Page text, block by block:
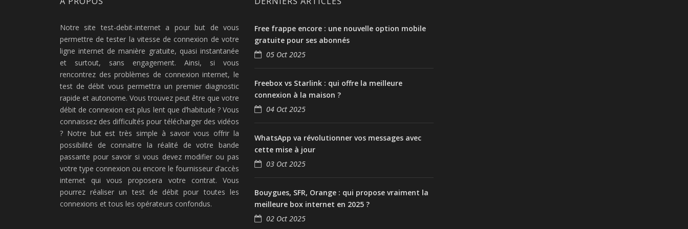
Notre site test-debit-internet a pour but de vous
permettre de tester la vitesse de connexion de votre
ligne internet de manière gratuite, quasi instantanée
et surtout, sans engagement. Ainsi, si vous
rencontrez des problèmes de connexion internet, le
test de débit vous permettra un premier diagnostic
rapide et autonome. Vous trouvez peut être que votre
débit de connexion est plus lent que d’habitude ? Vous
connaissez des difficultés pour télécharger des vidéos
? Notre but est très simple à savoir vous offrir la
possibilité de connaitre la réalité de votre bande
passante pour savoir si vous devez modifier ou pas
votre type connexion ou encore le fournisseur d’accès
internet qui vous proposera votre contrat. Vous
pourrez réaliser un test de débit pour toutes les
connexions et tous les opérateurs confondus.
Free frappe encore : une nouvelle option mobile
gratuite pour ses abonnés
05 Oct 2025
Freebox vs Starlink : qui offre la meilleure
connexion à la maison ?
04 Oct 2025
WhatsApp va révolutionner vos messages avec
cette mise à jour
03 Oct 2025
Bouygues, SFR, Orange : qui propose vraiment la
meilleure box internet en 2025 ?
02 Oct 2025